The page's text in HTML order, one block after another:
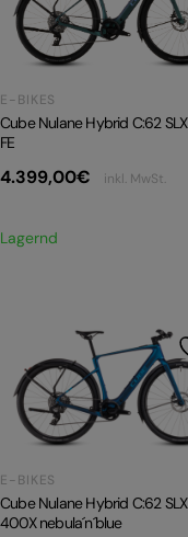
Alle
E-BIKE TOUR
E-BIKES
Cube Nulane Hybrid C:62
FE
4.399,00€ inkl. MwSt.
Lagernd
E-BIKES
Cube Nulane Hybrid C:62 SLX
400X nebula´n´blue